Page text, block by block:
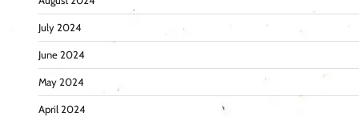
July 2024
June 2024
May 2024
April 2024